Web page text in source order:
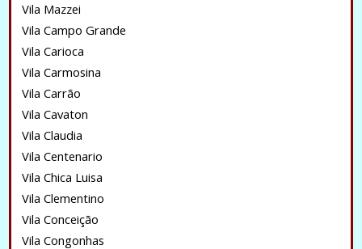
Vila Mazzei
Vila Campo Grande
Vila Carioca
Vila Carmosina
Vila Carrão
Vila Cavaton
Vila Claudia
Vila Centenario
Vila Chica Luisa
Vila Clementino
Vila Conceição
Vila Congonhas